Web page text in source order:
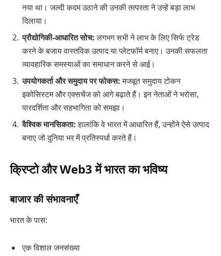
नया था। जल्दी कदम उठाने की उनकी तत्परता ने उन्हें बड़ा लाभ
दिलाया।
प्रौद्योगिकी-आधारित सोच:लगभग सभी ने लाभ के लिए सिर्फ ट्रेड
करने के बजाय वास्तविक उत्पाद या प्लेटफ़ॉर्म बनाए। उनकी सफलता
व्यावहारिक समस्याओं का समाधान करने से आई।
उपयोगकर्ता और समुदाय पर फोकस:मजबूत समुदाय टोकन
इकोसिस्टम और एक्सचेंज को आगे बढ़ाते हैं। इन नेताओं ने भरोसा,
पारदर्शिता और सहभागिता को समझा।
वैश्विक मानसिकता:हालांकि वे भारत में आधारित हैं, उन्होंने ऐसे उत्पाद
बनाए जो दुनिया भर में प्रतिस्पर्धा करते हैं।
क्रिप्टो और Web3 में भारत का भविष्य
बाजार की संभावनाएँ
भारत के पास:
एक विशाल जनसंख्या